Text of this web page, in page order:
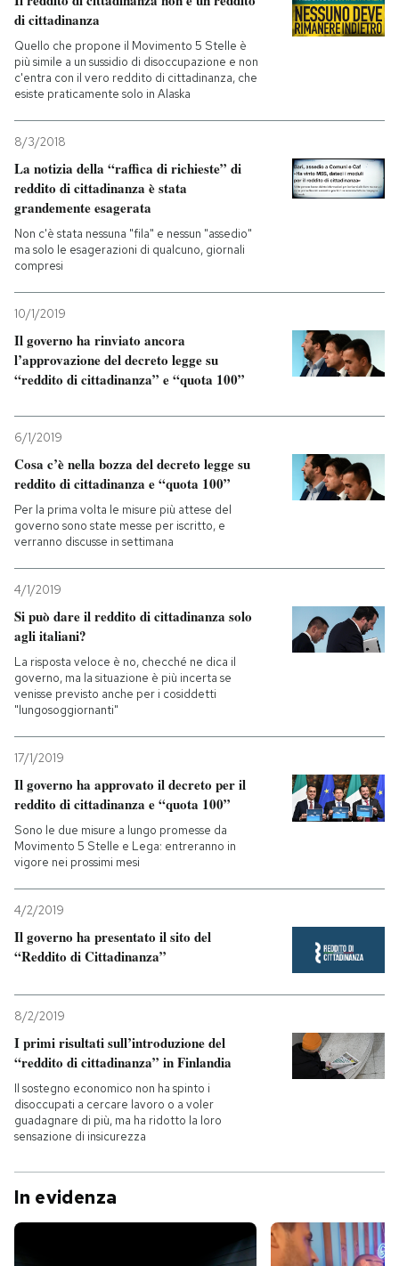
di cittadinanza
Quello che propone il Movimento 5 Stelle è
più simile a un sussidio di disoccupazione e non
c'entra con il vero reddito di cittadinanza, che
esiste praticamente solo in Alaska
8/3/2018
La notizia della “raffica di richieste” di
reddito di cittadinanza è stata
grandemente esagerata
Non c'è stata nessuna "fila" e nessun "assedio"
ma solo le esagerazioni di qualcuno, giornali
compresi
10/1/2019
Il governo ha rinviato ancora
l’approvazione del decreto legge su
“reddito di cittadinanza” e “quota 100”
6/1/2019
Cosa c’è nella bozza del decreto legge su
reddito di cittadinanza e “quota 100”
Per la prima volta le misure più attese del
governo sono state messe per iscritto, e
verranno discusse in settimana
4/1/2019
Si può dare il reddito di cittadinanza solo
agli italiani?
La risposta veloce è no, checché ne dica il
governo, ma la situazione è più incerta se
venisse previsto anche per i cosiddetti
"lungosoggiornanti"
17/1/2019
Il governo ha approvato il decreto per il
reddito di cittadinanza e “quota 100”
Sono le due misure a lungo promesse da
Movimento 5 Stelle e Lega: entreranno in
vigore nei prossimi mesi
4/2/2019
Il governo ha presentato il sito del
“Reddito di Cittadinanza”
8/2/2019
I primi risultati sull’introduzione del
“reddito di cittadinanza” in Finlandia
Il sostegno economico non ha spinto i
disoccupati a cercare lavoro o a voler
guadagnare di più, ma ha ridotto la loro
sensazione di insicurezza
In evidenza